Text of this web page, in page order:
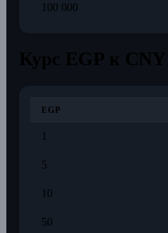
100 000
EGP
5
10
50